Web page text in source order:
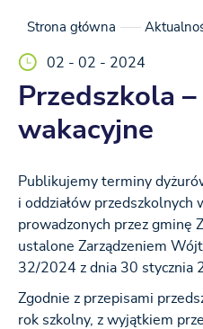
Strona główna
02 - 02 - 2024
Przedszkola
wakacyjne
Publikujemy terminy
i oddziałów przedszkolnych
prowadzonych przez gminę
ustalone Zarządzeniem
32/2024 z dnia 30 stycznia
Zgodnie z przepisami
rok szkolny, z wyjątkiem